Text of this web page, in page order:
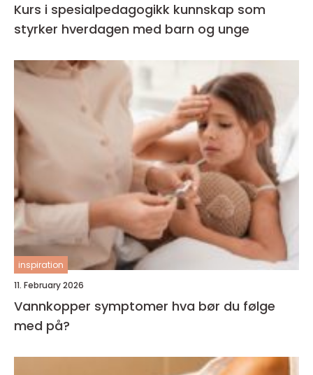
Kurs i spesialpedagogikk kunnskap som
styrker hverdagen med barn og unge
inspiration
11. February 2026
Vannkopper symptomer hva bør du følge
med på?